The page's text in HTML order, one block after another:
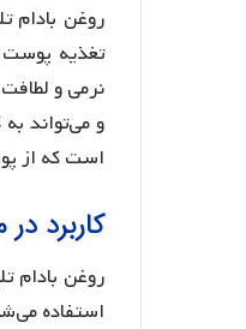
تغذیه پوست
است که از
کاربرد
روغن بادام
استفاده